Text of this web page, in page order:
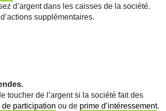
d’argent dans les caisses de la société.
supplémentaires.
toucher de l’argent si la société fait des
de participation ou de prime d’intéressement.